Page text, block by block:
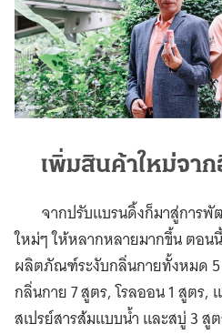
เพิ่มสินค้าใหม่จา
จากปรับแบรนดิ้งก็มาสู่กา
ใหม่ๆ ให้หลากหลายมากขึ้น ตอน
ผลิตภัณฑ์ระงับกลิ่นกายทั้งหมด 5
กลิ่นกาย 7 สูตร, โรลออน 1 สูตร,
สเปรย์สารส้มแบบน้ำ และสบู่ 3 สู